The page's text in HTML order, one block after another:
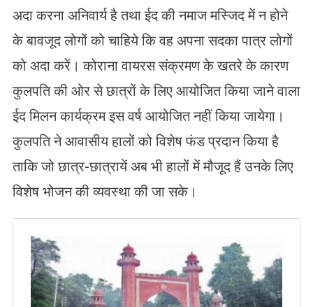
अदा करना अनिवार्य है तथा ईद की नमाज मस्जिद में न होने
के बावजूद लोगों को चाहिये कि वह अपना सदका पात्र लोगों
को अदा करें। कोराना वायरस संक्रमण के खतरे के कारण
कुलपति की ओर से छात्रों के लिए आयोजित किया जाने वाला
ईद मिलन कार्यक्रम इस वर्ष आयोजित नहीं किया जायेगा।
कुलपति ने आवासीय हालों को विशेष फंड प्रदान किया है
ताकि जो छात्र-छात्रायें अब भी हालों में मौजूद हैं उनके लिए
विशेष भोजन की व्यवस्था की जा सके।